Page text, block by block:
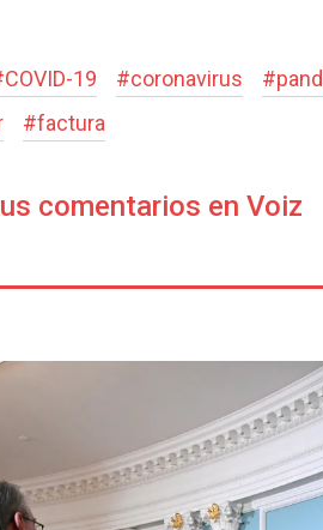
COVID-19 #coronavirus #
#factura
comentarios en Voiz